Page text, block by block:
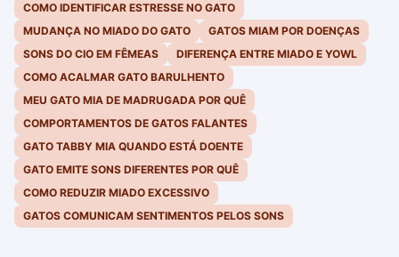
COMO IDENTIFICAR ESTRESSE NO GATO
MUDANÇA NO MIADO DO GATO
GATOS MIAM POR DOENÇAS
SONS DO CIO EM FÊMEAS
DIFERENÇA ENTRE MIADO E YOWL
COMO ACALMAR GATO BARULHENTO
MEU GATO MIA DE MADRUGADA POR QUÊ
COMPORTAMENTOS DE GATOS FALANTES
GATO TABBY MIA QUANDO ESTÁ DOENTE
GATO EMITE SONS DIFERENTES POR QUÊ
COMO REDUZIR MIADO EXCESSIVO
GATOS COMUNICAM SENTIMENTOS PELOS SONS